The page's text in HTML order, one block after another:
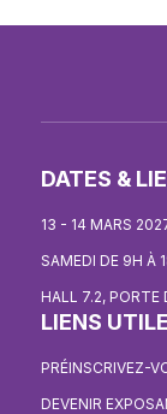
DATES &
13 - 14 MARS
SAMEDI DE 9H À
HALL 7.2, PORTE
LIENS
PRÉINSCRIVEZ-
DEVENIR